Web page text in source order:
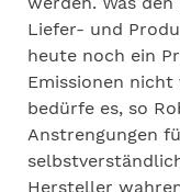
Liefer- und
heute noch ein
Emissionen
bedürfe es, so
Anstrengungen
Hersteller